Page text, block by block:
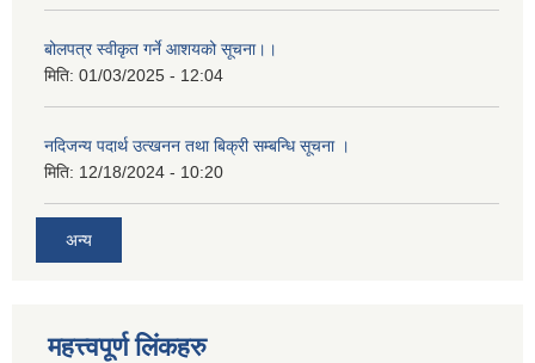
बोलपत्र स्वीकृत गर्ने आशयको सूचना।।
मिति: 01/03/2025 - 12:04
नदिजन्य पदार्थ उत्खनन तथा बिक्री सम्बन्धि सूचना ।
मिति: 12/18/2024 - 10:20
अन्य
महत्त्वपूर्ण लिंकहरु